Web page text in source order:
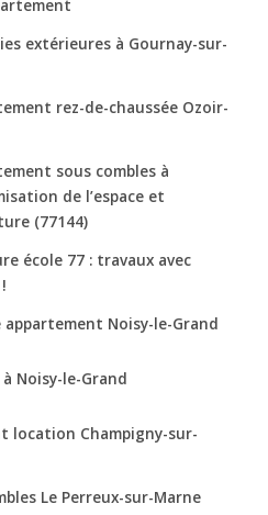
extérieures à Gournay-sur-
rez-de-chaussée Ozoir-
sous combles à
de l’espace et
(77144)
école 77 : travaux avec
Noisy-le-Grand
Noisy-le-Grand
location Champigny-sur-
Le Perreux-sur-Marne